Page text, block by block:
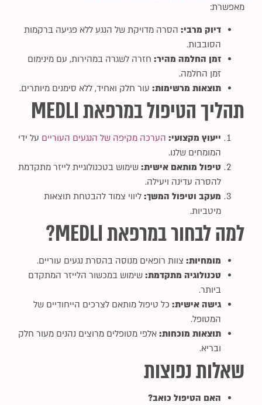
מאפשרת:
דיוק מרבי: הסרה מדויקת של הנגע ללא פגיעה ברקמות
הסובבות.
זמן החלמה מהיר: חזרה לשגרה במהירות, עם מינימום
זמן החלמה.
תוצאות מרשימות: עור חלק ואחיד, ללא סימנים מיותרים.
תהליך הטיפול במרפאת MEDLI
ייעוץ מקצועי: הערכה מקיפה של הנגעים העוריים על ידי
המומחים שלנו.
טיפול מותאם אישית: שימוש בטכנולוגיית לייזר מתקדמת
להסרה עדינה ויעילה.
מעקב וטיפול המשך: ליווי צמוד להבטחת תוצאות
מיטביות.
למה לבחור במרפאת MEDLI?
מומחיות: צוות רופאים מנוסה בהסרת נגעים עוריים.
טכנולוגיה מתקדמת: שימוש במכשור הלייזר המתקדם
ביותר.
גישה אישית: כל טיפול מותאם לצרכים הייחודיים של
המטופל.
תוצאות מוכחות: אלפי מטופלים מרוצים נהנים מעור חלק
ובריא.
שאלות נפוצות
האם הטיפול כואב?